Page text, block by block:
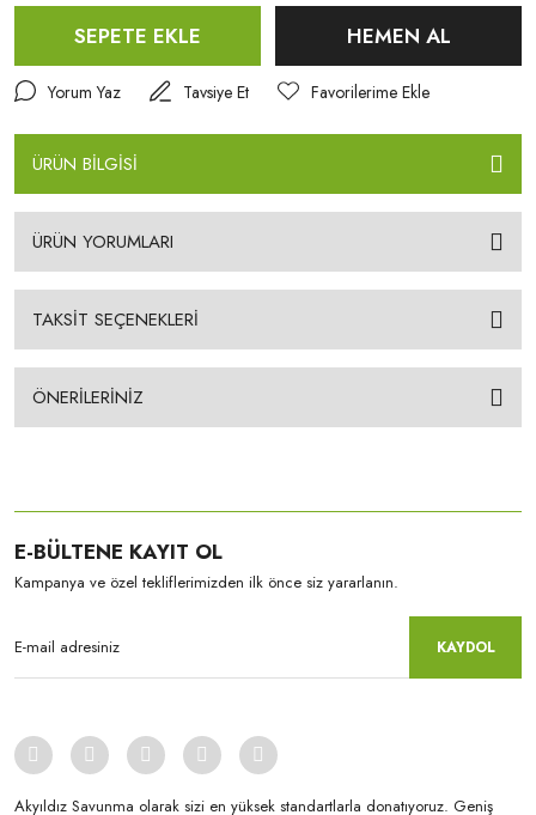
SEPETE EKLE HEMEN AL
Yorum Yaz Tavsiye Et
ÜRÜN BİLGİSİ
ÜRÜN YORUMLARI
TAKSİT SEÇENEKLERİ
ÖNERİLERİNİZ
E-BÜLTENE KAYIT OL
Kampanya ve özel tekliflerimizden ilk önce siz yararlanın.
KAYDOL
Akyıldız Savunma olarak sizi en yüksek standartlarla donatıyoruz. Geniş